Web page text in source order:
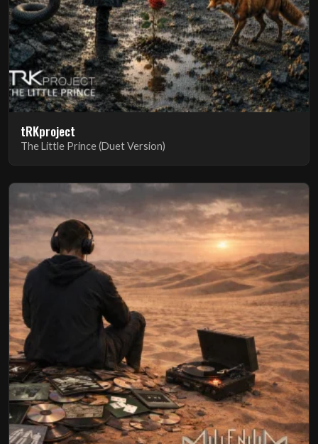
tRKproject
The Little Prince (Duet Version)